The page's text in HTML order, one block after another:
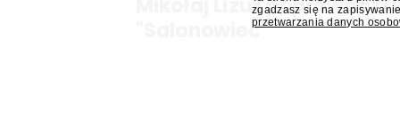
Mikołaj Lizut
"Salonowiec"
zgadzasz się na
przetwarzania danych